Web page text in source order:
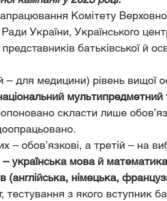
Комітету
України, Українського
батьківської й
для медицини) рівень вищої
мультипредметний
скласти лише
обов’язкові, а третій – на
– українська мова й
(англійська, німецька,
тестування з якого вступник